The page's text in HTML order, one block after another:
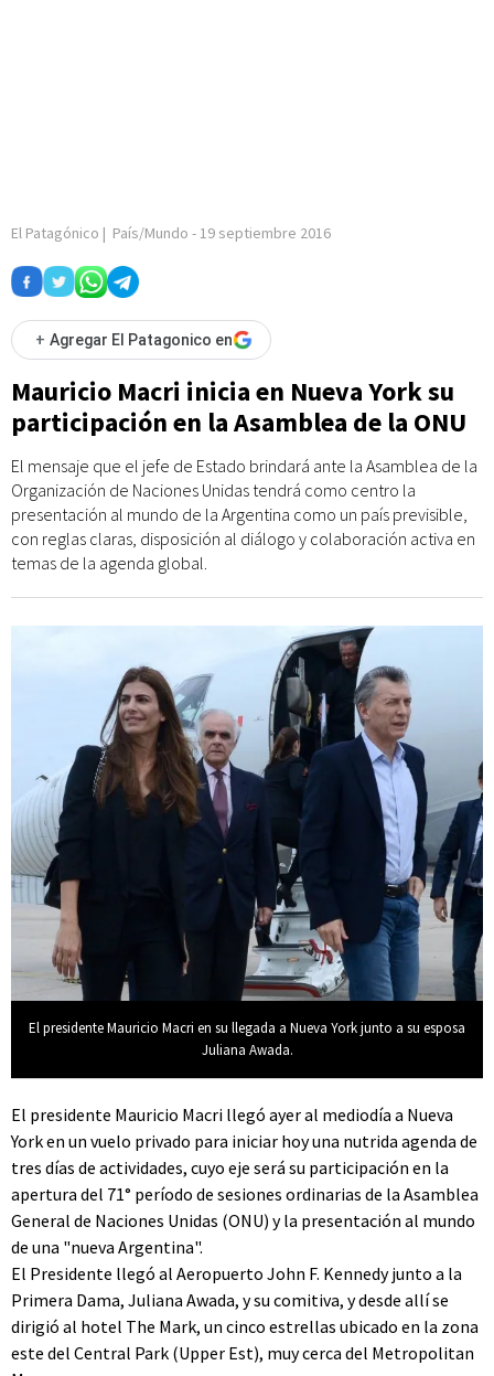
El Patagónico | País/Mundo - 19 septiembre 2016
+ Agregar El Patagonico en
Mauricio Macri inicia en Nueva York su
participación en la Asamblea de la ONU
El mensaje que el jefe de Estado brindará ante la Asamblea de la
Organización de Naciones Unidas tendrá como centro la
presentación al mundo de la Argentina como un país previsible,
con reglas claras, disposición al diálogo y colaboración activa en
temas de la agenda global.
El presidente Mauricio Macri en su llegada a Nueva York junto a su esposa
Juliana Awada.
El presidente Mauricio Macri llegó ayer al mediodía a Nueva
York en un vuelo privado para iniciar hoy una nutrida agenda de
tres días de actividades, cuyo eje será su participación en la
apertura del 71° período de sesiones ordinarias de la Asamblea
General de Naciones Unidas (ONU) y la presentación al mundo
de una "nueva Argentina".
El Presidente llegó al Aeropuerto John F. Kennedy junto a la
Primera Dama, Juliana Awada, y su comitiva, y desde allí se
dirigió al hotel The Mark, un cinco estrellas ubicado en la zona
este del Central Park (Upper Est), muy cerca del Metropolitan